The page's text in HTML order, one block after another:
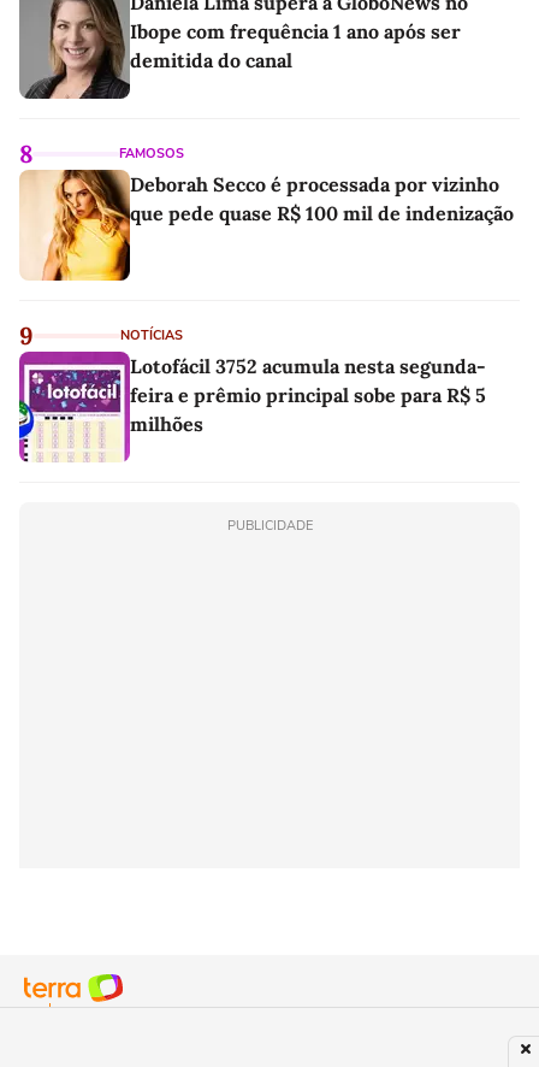
Ibope com frequência 1 ano após ser
demitida do canal
8 FAMOSOS
Deborah Secco é processada por vizinho
que pede quase R$ 100 mil de indenização
9 NOTÍCIAS
Lotofácil 3752 acumula nesta segunda-
feira e prêmio principal sobe para R$ 5
milhões
PUBLICIDADE